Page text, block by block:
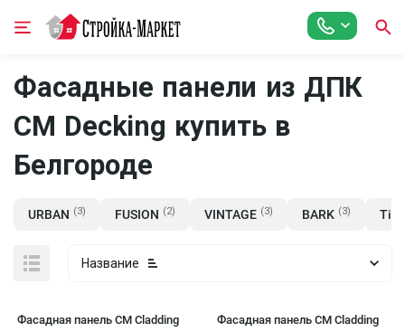
Фасадные панели из ДПК
CM Decking купить в
Белгороде
URBAN (3) FUSION (2) VINTAGE (3) BARK (3)
Название
Фасадная панель CM Cladding
Фасадная панель CM Cladding